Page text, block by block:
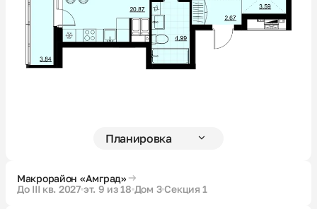
Макрорайон «Амград»
До III кв. 2027 эт. 9 из 18 Дом 3 Секция 1